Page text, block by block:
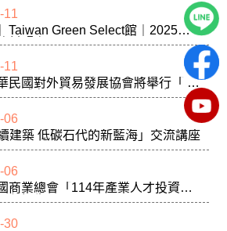
11
Taiwan Green Select館｜2025台
材暨產品展
11
民國對外貿易發展協會將舉行「 川
全球布局新契機」市調發表會
06
建築 低碳石代的新藍海」交流講座
06
商業總會「114年產業人才投資計
程招生
30